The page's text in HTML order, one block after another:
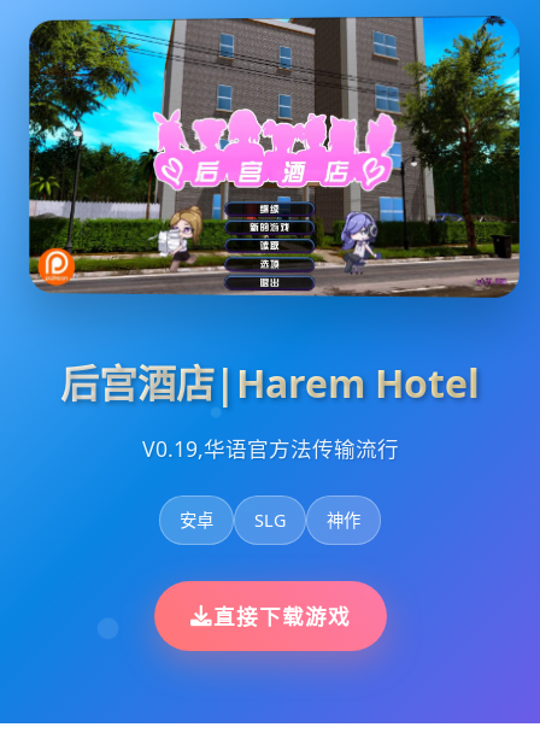
后宫酒店|Harem Hotel
V0.19,华语官方法传输流行
安卓 SLG 神作
直接下载游戏